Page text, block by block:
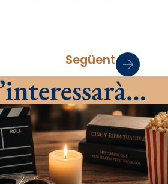
Següent